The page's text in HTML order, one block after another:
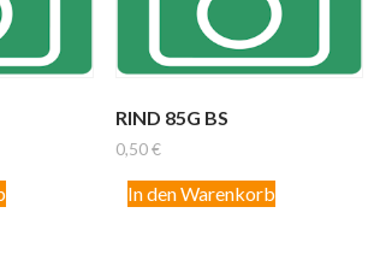
RIND 85G BS
0,50€
In den Warenkorb